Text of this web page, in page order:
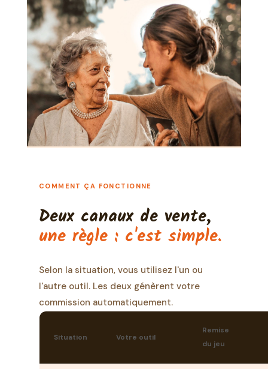
COMMENT ÇA FONCTIONNE
Deux canaux de vente,
une règle : c'est simple.
Selon la situation, vous utilisez l'un ou
l'autre outil. Les deux génèrent votre
commission automatiquement.
Situation Votre outil
Remise
du jeu